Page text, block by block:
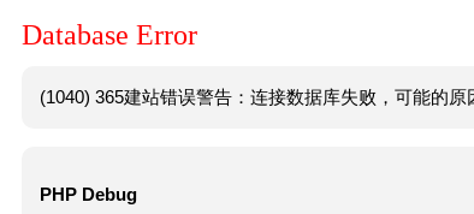
Database Error
(1040) 365建站错误警告：连接数据库失败，可能的
PHP Debug